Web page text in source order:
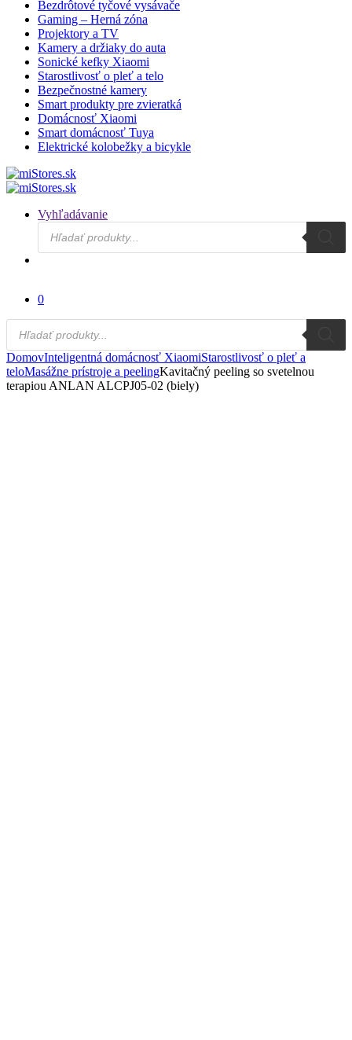
Bezdrôtové tyčové vysávače
Gaming – Herná zóna
Projektory a TV
Kamery a držiaky do auta
Sonické kefky Xiaomi
Starostlivosť o pleť a telo
Bezpečnostné kamery
Smart produkty pre zvieratká
Domácnosť Xiaomi
Smart domácnosť Tuya
Elektrické kolobežky a bicykle
Vyhľadávanie
Products
search
0
Products
search
DomovInteligentná domácnosť XiaomiStarostlivosť o pleť a
teloMasážne prístroje a peelingKavitačný peeling so svetelnou
terapiou ANLAN ALCPJ05-02 (biely)